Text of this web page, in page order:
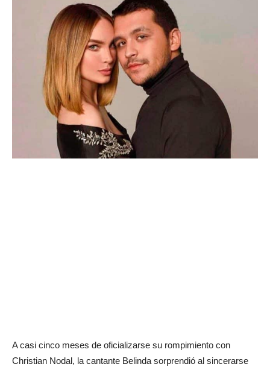
A casi cinco meses de oficializarse su rompimiento con
Christian Nodal, la cantante Belinda sorprendió al sincerarse